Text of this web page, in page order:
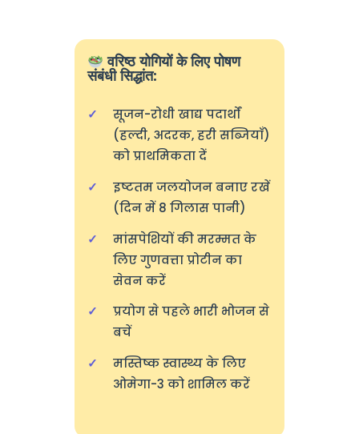
वरिष्ठ योगियों के लिए पोषण
संबंधी सिद्धांत:
सूजन-रोधी खाद्य पदार्थों
(हल्दी, अदरक, हरी सब्जियाँ)
को प्राथमिकता दें
इष्टतम जलयोजन बनाए रखें
(दिन में 8 गिलास पानी)
मांसपेशियों की मरम्मत के
लिए गुणवत्ता प्रोटीन का
सेवन करें
प्रयोग से पहले भारी भोजन से
बचें
मस्तिष्क स्वास्थ्य के लिए
ओमेगा-3 को शामिल करें